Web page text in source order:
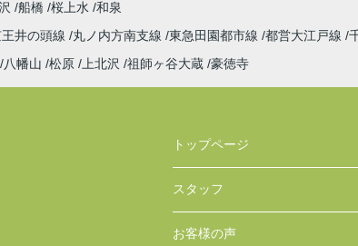
船橋 桜上水 和泉
井の頭線 丸ノ内方南支線 東急田園都市線 都営大江戸線
八幡山 松原 上北沢 祖師ヶ谷大蔵 豪徳寺
トップページ
スタッフ
お客様の声